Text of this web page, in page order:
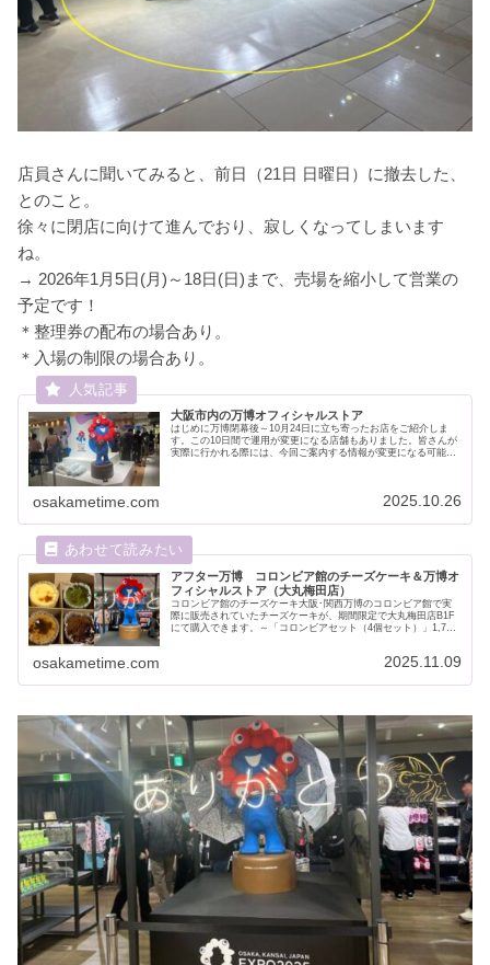
店員さんに聞いてみると、前日（21日 日曜日）に撤去した、
とのこと。
徐々に閉店に向けて進んでおり、寂しくなってしまいます
ね。
→ 2026年1月5日(月)～18日(日)まで、売場を縮小して営業の
予定です！
＊整理券の配布の場合あり。
＊入場の制限の場合あり。
大阪市内の万博オフィシャルストア
はじめに万博閉幕後～10月24日に立ち寄ったお店をご紹介しま
す。この10日間で運用が変更になる店舗もありました。皆さんが
実際に行かれる際には、今回ご案内する情報が変更になる可能性
osakametime.com 2025.10.26
アフター万博 コロンビア館のチーズケーキ＆万博オ
フィシャルストア（大丸梅田店）
コロンビア館のチーズケーキ大阪･関西万博のコロンビア館で実
際に販売されていたチーズケーキが、期間限定で大丸梅田店B1F
にて購入できます。～「コロンビアセット（4個セット）」1,701
osakametime.com 2025.11.09